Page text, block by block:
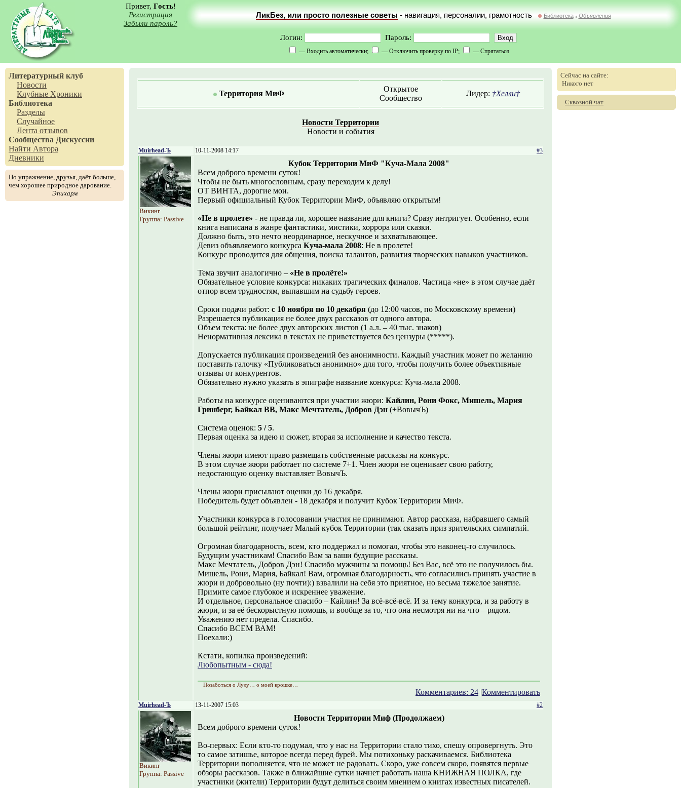
Привет, Гость!
Регистрация
Забыли пароль?
ЛикБез, или просто полезные советы - навигация, персоналии, грамотность Библиотека // Объявления
Логин: Пароль:
— Входить автоматически; — Отключить проверку по IP; — Спрятаться
Литературный клуб
Новости
Клубные Хроники
Библиотека
Разделы
Случайное
Лента отзывов
Сообщества Дискуссии
Найти Автора
Дневники
Но упражнение, друзья, даёт больше,
чем хорошее природное дарование.
Эпихарм
Территория МиФ
Открытое
Сообщество
Лидер: †Хелли†
Новости Территории
Новости и события
Muirhead-Ъ 10-11-2008 14:17 #3
Викинг
Группа: Passive
Кубок Территории МиФ "Куча-Мала 2008"
Всем доброго времени суток!
Чтобы не быть многословным, сразу переходим к делу!
ОТ ВИНТА, дорогие мои.
Первый официальный Кубок Территории МиФ, объявляю открытым!
«Не в пролете» - не правда ли, хорошее название для книги? Сразу интригует. Особенно, если
книга написана в жанре фантастики, мистики, хоррора или сказки.
Должно быть, это нечто неординарное, нескучное и захватывающее.
Девиз объявляемого конкурса Куча-мала 2008: Не в пролете!
Конкурс проводится для общения, поиска талантов, развития творческих навыков участников.
Тема звучит аналогично – «Не в пролёте!»
Обязательное условие конкурса: никаких трагических финалов. Частица «не» в этом случае даёт
отпор всем трудностям, выпавшим на судьбу героев.
Сроки подачи работ: с 10 ноября по 10 декабря (до 12:00 часов, по Московскому времени)
Разрешается публикация не более двух рассказов от одного автора.
Объем текста: не более двух авторских листов (1 а.л. – 40 тыс. знаков)
Ненормативная лексика в текстах не приветствуется без цензуры (*****).
Допускается публикация произведений без анонимности. Каждый участник может по желанию
поставить галочку «Публиковаться анонимно» для того, чтобы получить более объективные
отзывы от конкурентов.
Обязательно нужно указать в эпиграфе название конкурса: Куча-мала 2008.
Работы на конкурсе оцениваются при участии жюри: Кайлин, Рони Фокс, Мишель, Мария
Гринберг, Байкал ВВ, Макс Мечтатель, Добров Дэн (+ВовычЪ)
Система оценок: 5 / 5.
Первая оценка за идею и сюжет, вторая за исполнение и качество текста.
Члены жюри имеют право размещать собственные рассказы на конкурс.
В этом случае жюри работает по системе 7+1. Член жюри не оценивает свою работу,
недостающую оценку выставляет ВовычЪ.
Члены жюри присылают оценки до 16 декабря.
Победитель будет объявлен - 18 декабря и получит Кубок Территории МиФ.
Участники конкурса в голосовании участия не принимают. Автор рассказа, набравшего самый
большой рейтинг, получает Малый кубок Территории (так сказать приз зрительских симпатий.
Огромная благодарность, всем, кто поддержал и помогал, чтобы это наконец-то случилось.
Будущим участникам! Спасибо Вам за ваши будущие рассказы.
Макс Мечтатель, Добров Дэн! Спасибо мужчины за помощь! Без Вас, всё это не получилось бы.
Мишель, Рони, Мария, Байкал! Вам, огромная благодарность, что согласились принять участие в
жюри и добровольно (ну почти):) взвалили на себя это приятное, но весьма тяжелое занятие.
Примите самое глубокое и искреннее уважение.
И отдельное, персональное спасибо – Кайлин! За всё-всё-всё. И за тему конкурса, и за работу в
жюри, и за её бескорыстную помощь, и вообще за то, что она несмотря ни на что – рядом.
Уважению нет предела. Спасибо.
Спасибо ВСЕМ ВАМ!
Поехали:)
Кстати, копилка произведений:
Любопытным - сюда!
Позаботься о Лулу… о моей крошке…
Комментариев: 24 |Комментировать
Muirhead-Ъ 13-11-2007 15:03 #2
Викинг
Группа: Passive
Новости Территории Миф (Продолжаем)
Всем доброго времени суток!
Во-первых: Если кто-то подумал, что у нас на Территории стало тихо, спешу опровергнуть. Это
то самое затишье, которое всегда перед бурей. Мы потихоньку раскачиваемся. Библиотека
Территории пополняется, что не может не радовать. Скоро, уже совсем скоро, появятся первые
обзоры рассказов. Также в ближайшие сутки начнет работать наша КНИЖНАЯ ПОЛКА, где
участники (жители) Территории будут делиться своим мнением о книгах известных писателей.
Сейчас на сайте:
Никого нет
Сквозной чат